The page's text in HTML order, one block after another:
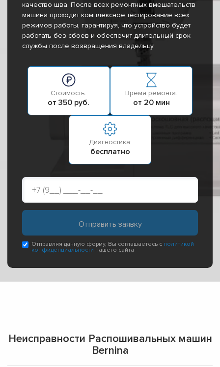
качество шва. После всех ремонтных вмешательств
машина проходит комплексное тестирование всех
режимов работы, гарантируя, что устройство будет
работать без сбоев и обеспечит длительный срок
службы после возвращения владельцу.
Стоимость:
от 350 руб.
Время ремонта:
от 20 мин
Диагностика:
бесплатно
Отправляя данную форму, Вы соглашаетесь с политикой
конфиденциальности нашего сайта
Неисправности Распошивальных машин
Bernina